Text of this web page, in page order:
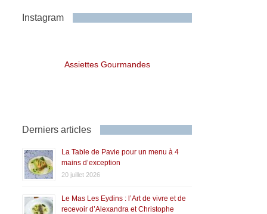
Instagram
Assiettes Gourmandes
Derniers articles
La Table de Pavie pour un menu à 4
mains d’exception
20 juillet 2026
Le Mas Les Eydins : l’Art de vivre et de
recevoir d’Alexandra et Christophe